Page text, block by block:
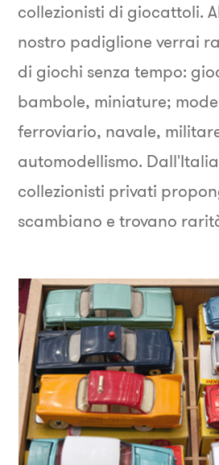
collezionisti di giocattoli.
nostro padiglione verrai
di giochi senza tempo:
bambole, miniature;
ferroviario, navale,
automodellismo.
collezionisti privati
scambiano e trovano